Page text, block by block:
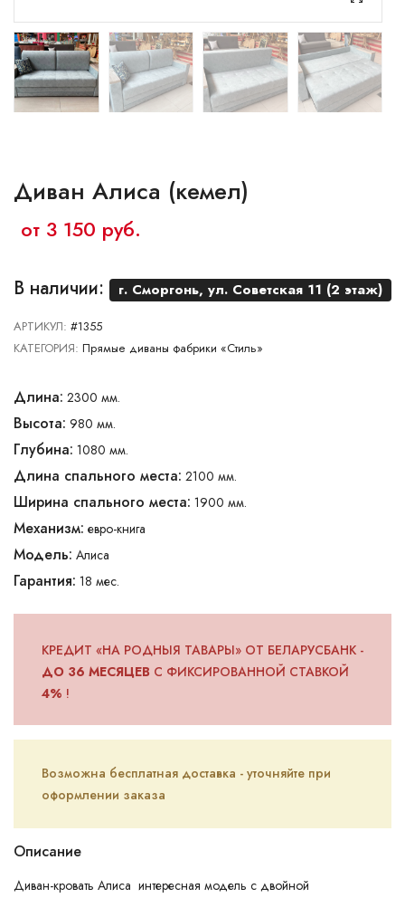
Могилев
Сморгонь
Диван Алиса (кемел)
от 3 150 руб.
В наличии: г. Сморгонь, ул. Советская 11 (2 этаж)
АРТИКУЛ: #1355
КАТЕГОРИЯ: Прямые диваны фабрики «Стиль»
Длина: 2300 мм.
Высота: 980 мм.
Глубина: 1080 мм.
Длина спального места: 2100 мм.
Ширина спального места: 1900 мм.
Механизм: евро-книга
Модель: Алиса
Гарантия: 18 мес.
КРЕДИТ «НА РОДНЫЯ ТАВАРЫ» ОТ БЕЛАРУСБАНК -
ДО 36 МЕСЯЦЕВ С ФИКСИРОВАННОЙ СТАВКОЙ
4% !
Возможна бесплатная доставка - уточняйте при
оформлении заказа
Описание
Диван-кровать Алиса интересная модель с двойной